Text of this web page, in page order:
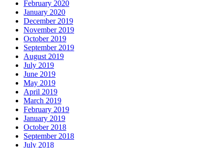
February 2020
January 2020
December 2019
November 2019
October 2019
September 2019
August 2019
July 2019
June 2019
May 2019
April 2019
March 2019
February 2019
January 2019
October 2018
September 2018
July 2018